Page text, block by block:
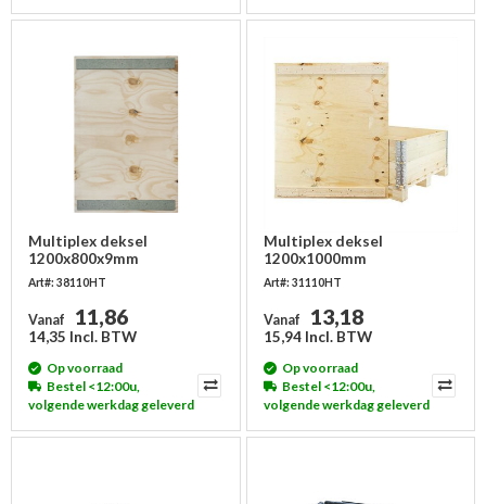
Multiplex deksel
1200x800x9mm
Art#: 38110HT
Vanaf 11,86
14,35 Incl. BTW
Op voorraad
Bestel <12:00u,
volgende werkdag geleverd
Multiplex deksel
1200x1000mm
Art#: 31110HT
Vanaf 13,18
15,94 Incl. BTW
Op voorraad
Bestel <12:00u,
volgende werkdag geleverd